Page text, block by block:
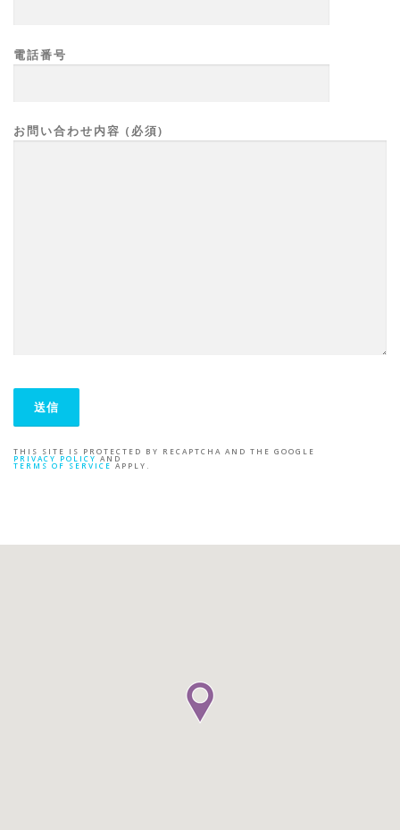
電話番号
お問い合わせ内容 (必須)
THIS SITE IS PROTECTED BY RECAPTCHA AND THE GOOGLE
PRIVACY POLICY AND
TERMS OF SERVICE APPLY.